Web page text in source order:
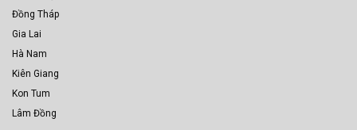
Đồng Tháp
Gia Lai
Hà Nam
Kiên Giang
Kon Tum
Lâm Đồng